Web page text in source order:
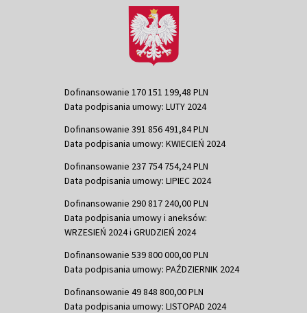
Dofinansowanie 170 151 199,48 PLN
Data podpisania umowy: LUTY 2024
Dofinansowanie 391 856 491,84 PLN
Data podpisania umowy: KWIECIEŃ 2024
Dofinansowanie 237 754 754,24 PLN
Data podpisania umowy: LIPIEC 2024
Dofinansowanie 290 817 240,00 PLN
Data podpisania umowy i aneksów:
WRZESIEŃ 2024 i GRUDZIEŃ 2024
Dofinansowanie 539 800 000,00 PLN
Data podpisania umowy: PAŹDZIERNIK 2024
Dofinansowanie 49 848 800,00 PLN
Data podpisania umowy: LISTOPAD 2024